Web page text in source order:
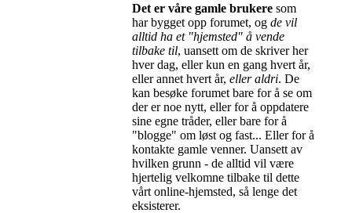
Det er våre gamle brukere som
har bygget opp forumet, og de vil
alltid ha et "hjemsted" å vende
tilbake til, uansett om de skriver her
hver dag, eller kun en gang hvert år,
eller annet hvert år, eller aldri. De
kan besøke forumet bare for å se om
der er noe nytt, eller for å oppdatere
sine egne tråder, eller bare for å
"blogge" om løst og fast... Eller for å
kontakte gamle venner. Uansett av
hvilken grunn - de alltid vil være
hjertelig velkomne tilbake til dette
vårt online-hjemsted, så lenge det
eksisterer.